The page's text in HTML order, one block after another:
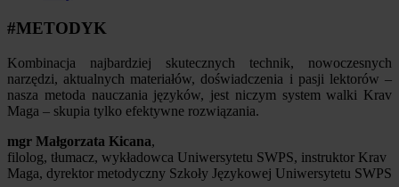
#METODYK
Kombinacja najbardziej skutecznych technik, nowoczesnych
narzędzi, aktualnych materiałów, doświadczenia i pasji lektorów –
nasza metoda nauczania języków, jest niczym system walki Krav
Maga – skupia tylko efektywne rozwiązania.
mgr Małgorzata Kicana,
filolog, tłumacz, wykładowca Uniwersytetu SWPS, instruktor Krav
Maga, dyrektor metodyczny Szkoły Językowej Uniwersytetu SWPS